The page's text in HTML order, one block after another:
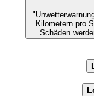
Kilometern pro Stunde
Schäden